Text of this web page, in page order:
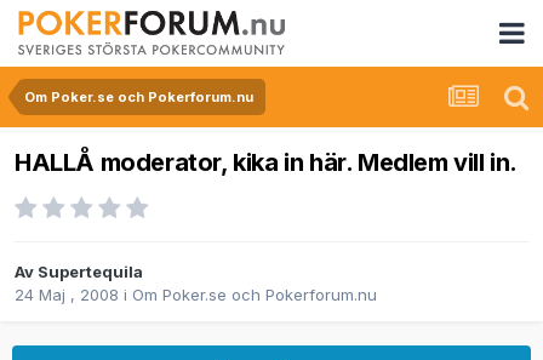
Om Poker.se och Pokerforum.nu
HALLÅ moderator, kika in här. Medlem vill in.
Av Supertequila
24 Maj , 2008 i Om Poker.se och Pokerforum.nu